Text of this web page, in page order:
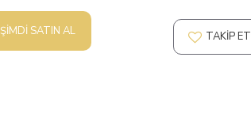
ŞIMDI SATIN AL TAKIP ET